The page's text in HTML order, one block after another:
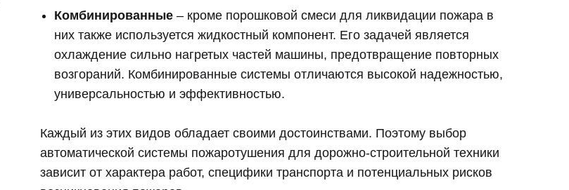
Комбинированные – кроме порошковой смеси для ликвидации пожара в
них также используется жидкостный компонент. Его задачей является
охлаждение сильно нагретых частей машины, предотвращение повторных
возгораний. Комбинированные системы отличаются высокой надежностью,
универсальностью и эффективностью.
Каждый из этих видов обладает своими достоинствами. Поэтому выбор
автоматической системы пожаротушения для дорожно-строительной техники
зависит от характера работ, специфики транспорта и потенциальных рисков